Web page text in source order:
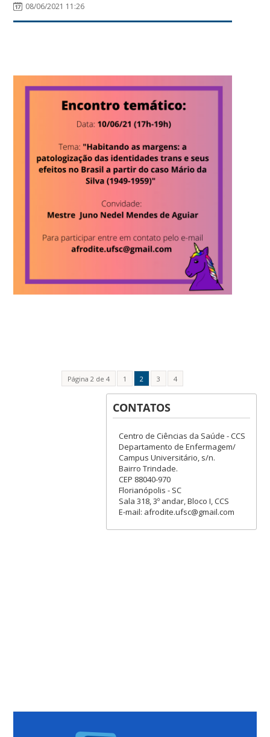
08/06/2021 11:26
Página 2 de 4 1 2 3 4
CONTATOS
Centro de Ciências da Saúde - CCS
Departamento de Enfermagem/
Campus Universitário, s/n.
Bairro Trindade.
CEP 88040-970
Florianópolis - SC
Sala 318, 3º andar, Bloco I, CCS
E-mail: afrodite.ufsc@gmail.com